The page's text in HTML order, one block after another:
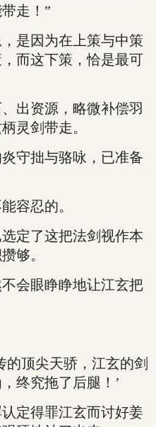
走！”
是因为在上策与中策
而这下策，恰是最可
资源，略微补偿羽
灵剑带走。
守拙与骆咏，已准备
容忍的。
定了这把法剑视作本
够。
会眼睁睁地让江玄把
顶尖天骄，江玄的剑
终究拖了后腿！’
定得罪江玄而讨好姜